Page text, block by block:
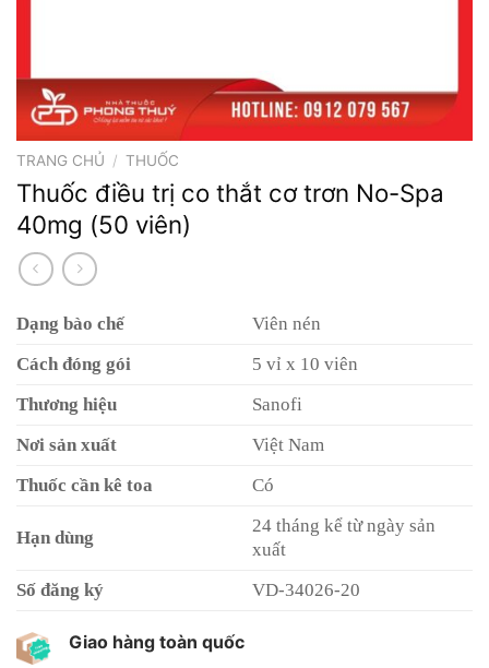
TRANG CHỦ / THUỐC
Thuốc điều trị co thắt cơ trơn No-Spa
40mg (50 viên)
Dạng bào chế
Viên nén
Cách đóng gói
5 vỉ x 10 viên
Thương hiệu
Sanofi
Nơi sản xuất
Việt Nam
Thuốc cần kê toa
Có
Hạn dùng
24 tháng kể từ ngày sản
xuất
Số đăng ký
VD-34026-20
Giao hàng toàn quốc